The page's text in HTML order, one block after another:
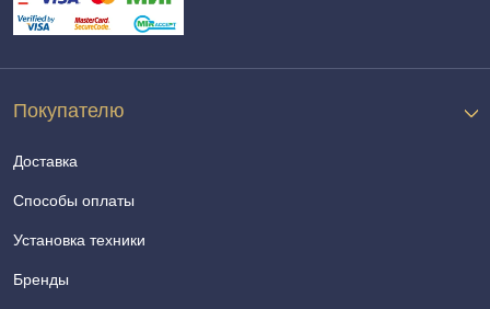
Покупателю
Доставка
Способы оплаты
Установка техники
Бренды